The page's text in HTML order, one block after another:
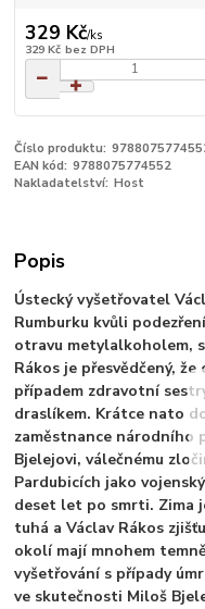
329 Kč/ks
329 Kč bez DPH
Číslo produktu:
EAN kód: 9788075774552
Nakladatelství: Host
Popis
Ústecký vyšetřovatel
Rumburku kvůli
otravu metylalkoholem,
Rákos je přesvědčený,
případem zdravotní
draslíkem. Krátce nato
zaměstnance národního
Bjelejovi, válečnému
Pardubicích jako
deset let po smrti. Zima
tuhá a Václav Rákos
okolí mají mnohem
vyšetřování s případy
ve skutečnosti Miloš